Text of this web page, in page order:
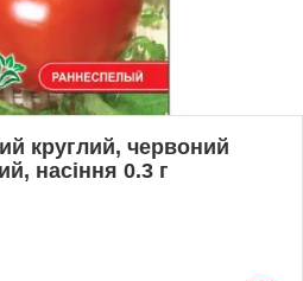
круглий, червоний
насіння 0.3 г